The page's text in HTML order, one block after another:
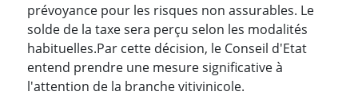
prévoyance pour les risques non assurables. Le
solde de la taxe sera perçu selon les modalités
habituelles.Par cette décision, le Conseil d'Etat
entend prendre une mesure significative à
l'attention de la branche vitivinicole.